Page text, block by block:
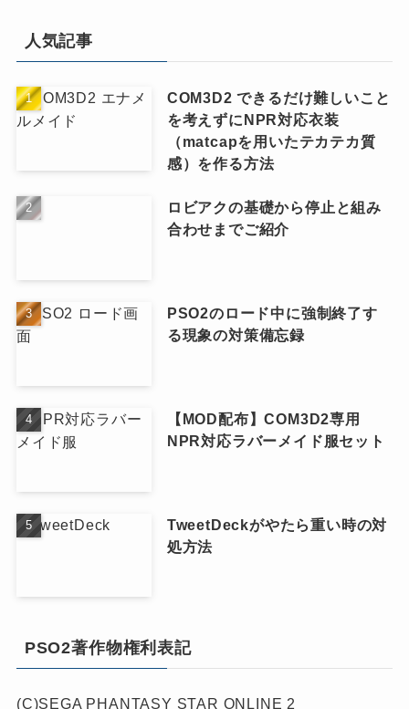
人気記事
COM3D2 できるだけ難しいこと
を考えずにNPR対応衣装
（matcapを用いたテカテカ質
感）を作る方法
ロビアクの基礎から停止と組み
合わせまでご紹介
PSO2のロード中に強制終了す
る現象の対策備忘録
【MOD配布】COM3D2専用
NPR対応ラバーメイド服セット
TweetDeckがやたら重い時の対
処方法
PSO2著作物権利表記
(C)SEGA PHANTASY STAR ONLINE 2